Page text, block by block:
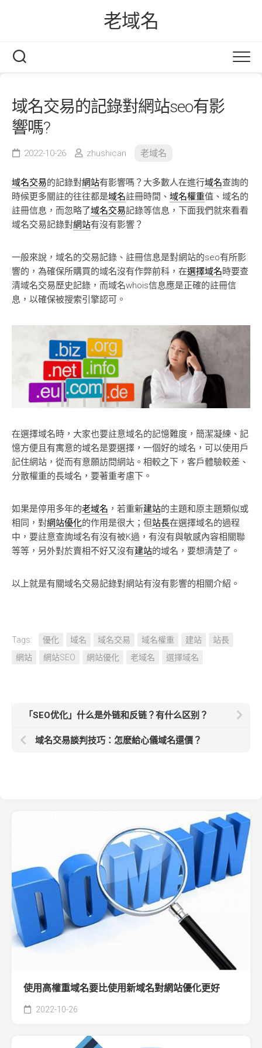
老域名
域名交易的記錄對網站seo有影
響嗎?
2022-10-26 zhushican 老域名
域名交易的記錄對網站有影響嗎？大多數人在進行域名查詢的
時候更多關註的往往都是域名註冊時間、 域名權重值、域名的
註冊信息，而忽略了域名交易記錄等信息，下面我們就來看看
域名交易記錄對網站有沒有影響？
一般來說，域名的交易記錄、註冊信息是對網站的seo有所影
響的，為確保所購買的域名沒有作弊前科，在選擇域名時要查
清域名交易歷史記錄，而域名whois信息應是正確的註冊信
息，以確保被搜索引擎認可。
在選擇域名時，大家也要註意域名的記憶難度，簡潔凝練、記
憶方便且有寓意的域名是要選擇，一個好的域名，可以使用戶
記住網站，從而有意願訪問網站。相較之下，客戶體驗較差、
分散權重的長域名，要著重考慮下。
如果是停用多年的老域名 ，若重新建站的主題和原主題類似或
相同，對網站優化的作用是很大；但站長在選擇域名的過程
中，要註意查詢域名有沒有被K過，有沒有與敏感內容相關聯
等等，另外對於賣相不好又沒有建站的域名，要想清楚了。
以上就是有關域名交易記錄對網站有沒有影響的相關介紹。
Tags: 優化 域名 域名交易 域名權重 建站
站長
網站
網站SEO 網站優化 老域名 選擇域名
「SEO优化」什么是外链和反链？有什么区别？
域名交易談判技巧：怎麽給心儀域名還價？
使用高權重域名要比使用新域名對網站優化更好
2022-10-26